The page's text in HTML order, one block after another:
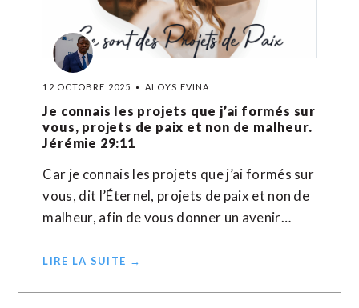
12 OCTOBRE 2025 ALOYS EVINA
Je connais les projets que j’ai formés sur
vous, projets de paix et non de malheur.
Jérémie 29:11
Car je connais les projets que j’ai formés sur
vous, dit l’Éternel, projets de paix et non de
malheur, afin de vous donner un avenir…
LIRE LA SUITE →